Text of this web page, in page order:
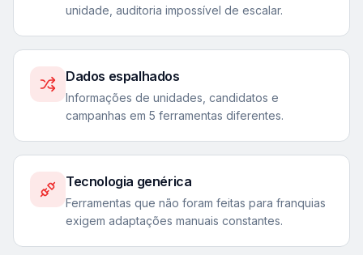
unidade, auditoria impossível de escalar.
Dados espalhados
Informações de unidades, candidatos e
campanhas em 5 ferramentas diferentes.
Tecnologia genérica
Ferramentas que não foram feitas para franquias
exigem adaptações manuais constantes.